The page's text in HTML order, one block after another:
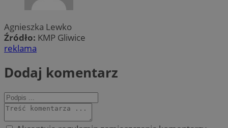
Agnieszka Lewko
Źródło: KMP Gliwice
reklama
Dodaj komentarz